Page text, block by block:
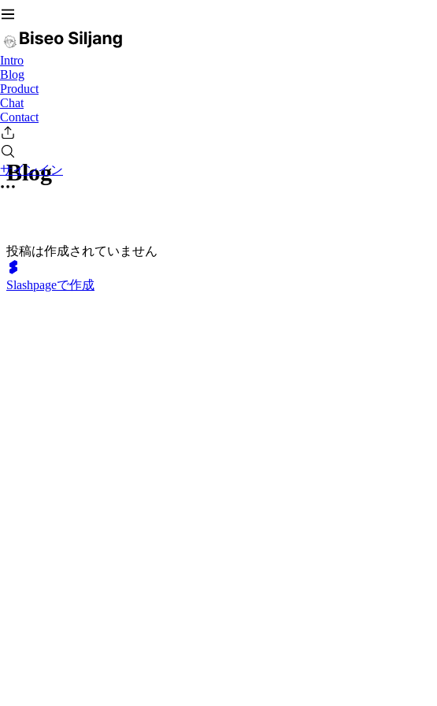
Intro
Blog
Product
Chat
Contact
サインイン
Blog
投稿は作成されていません
Slashpageで作成